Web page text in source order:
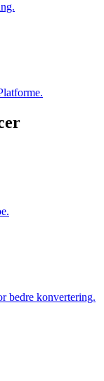
bedre konvertering.